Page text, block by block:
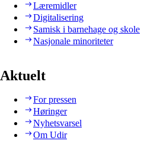
Læremidler
Digitalisering
Samisk i barnehage og skole
Nasjonale minoriteter
Aktuelt
For pressen
Høringer
Nyhetsvarsel
Om Udir